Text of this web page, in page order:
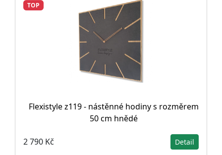
TOP
Flexistyle z119 - nástěnné hodiny s rozměrem
50 cm hnědé
2 790 Kč Detail